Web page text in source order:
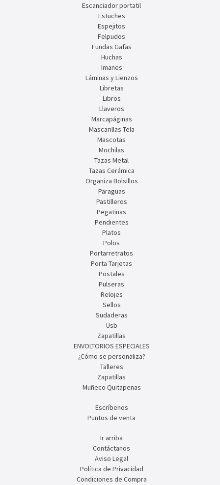
Escanciador portatil
Estuches
Espejitos
Felpudos
Fundas Gafas
Huchas
Imanes
Láminas y Lienzos
Libretas
Libros
Llaveros
Marcapáginas
Mascarillas Tela
Mascotas
Mochilas
Tazas Metal
Tazas Cerámica
Organiza Bolsillos
Paraguas
Pastilleros
Pegatinas
Pendientes
Platos
Polos
Portarretratos
Porta Tarjetas
Postales
Pulseras
Relojes
Sellos
Sudaderas
Usb
Zapatillas
ENVOLTORIOS ESPECIALES
¿Cómo se personaliza?
Talleres
Zapatillas
Muñeco Quitapenas
Escríbenos
Puntos de venta
Ir arriba
Contáctanos
Aviso Legal
Política de Privacidad
Condiciones de Compra